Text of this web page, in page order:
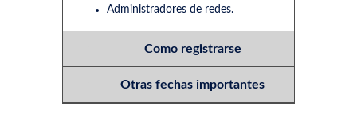
Administradores de redes.
Como registrarse
Otras fechas importantes